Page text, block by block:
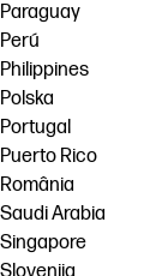
Paraguay
Perú
Philippines
Polska
Portugal
Puerto Rico
România
Saudi Arabia
Singapore